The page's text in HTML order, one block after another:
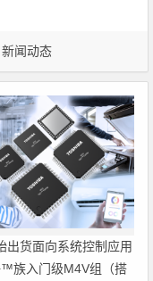
新闻动态
出货面向系统控制应用
族入门级M4V组（搭